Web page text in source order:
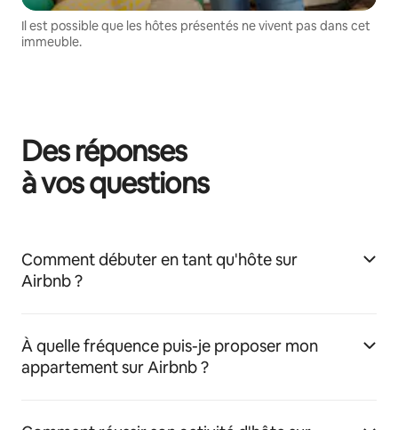
Il est possible que les hôtes présentés ne vivent pas dans cet
immeuble.
Des réponses
à vos questions
Comment débuter en tant qu'hôte sur
Airbnb ?
À quelle fréquence puis-je proposer mon
appartement sur Airbnb ?